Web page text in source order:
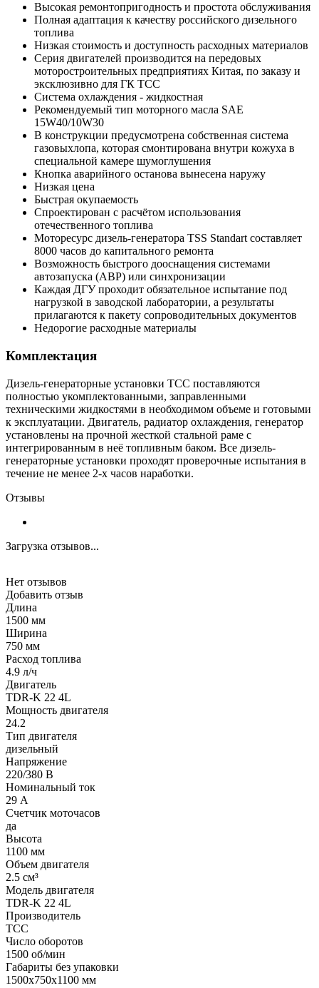
Высокая ремонтопригодность и простота обслуживания
Полная адаптация к качеству российского дизельного
топлива
Низкая стоимость и доступность расходных материалов
Серия двигателей производится на передовых
моторостроительных предприятиях Китая, по заказу и
эксклюзивно для ГК ТСС
Система охлаждения - жидкостная
Рекомендуемый тип моторного масла SAE
15W40/10W30
В конструкции предусмотрена собственная система
газовыхлопа, которая смонтирована внутри кожуха в
специальной камере шумоглушения
Кнопка аварийного останова вынесена наружу
Низкая цена
Быстрая окупаемость
Спроектирован с расчётом использования
отечественного топлива
Моторесурс дизель-генератора TSS Standart составляет
8000 часов до капитального ремонта
Возможность быстрого дооснащения системами
автозапуска (АВР) или синхронизации
Каждая ДГУ проходит обязательное испытание под
нагрузкой в заводской лаборатории, а результаты
прилагаются к пакету сопроводительных документов
Недорогие расходные материалы
Комплектация
Дизель-генераторные установки ТСС поставляются
полностью укомплектованными, заправленными
техническими жидкостями в необходимом объеме и готовыми
к эксплуатации. Двигатель, радиатор охлаждения, генератор
установлены на прочной жесткой стальной раме с
интегрированным в неё топливным баком. Все дизель-
генераторные установки проходят проверочные испытания в
течение не менее 2-х часов наработки.
Отзывы
Загрузка отзывов...
Нет отзывов
Добавить отзыв
Длина
1500 мм
Ширина
750 мм
Расход топлива
4.9 л/ч
Двигатель
TDR-K 22 4L
Мощность двигателя
24.2
Тип двигателя
дизельный
Напряжение
220/380 В
Номинальный ток
29 А
Счетчик моточасов
да
Высота
1100 мм
Объем двигателя
2.5 см³
Модель двигателя
TDR-K 22 4L
Производитель
ТСС
Число оборотов
1500 об/мин
Габариты без упаковки
1500x750x1100 мм